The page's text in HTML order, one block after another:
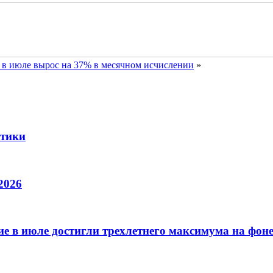
июле вырос на 37% в месячном исчислении »
июле достигли трехлетнего максимума на